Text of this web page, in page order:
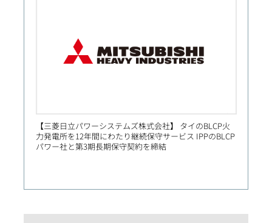
【三菱日立パワーシステムズ株式会社】 タイのBLCP火
力発電所を12年間にわたり継続保守サービス IPPのBLCP
パワー社と第3期長期保守契約を締結